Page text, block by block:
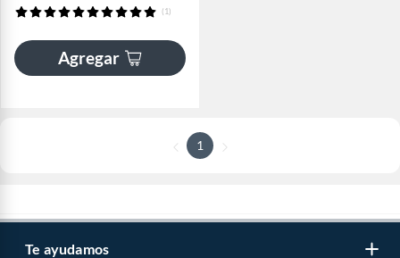
(1)
Agregar
1
Te ayudamos